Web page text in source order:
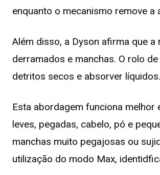
enquanto o mecanismo remove
Além disso, a Dyson afirma que
derramados e manchas. O rolo
detritos secos e absorver líquidos.
Esta abordagem funciona melhor
leves, pegadas, cabelo, pó e
manchas muito pegajosas ou
utilização do modo Max,